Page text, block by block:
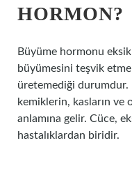
HORMON?
Büyüme hormonu
büyümesini teşvik
üretemediği
kemiklerin, kasların ve
anlamına gelir. Cüce,
hastalıklardan biridir.